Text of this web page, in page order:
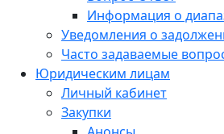
Информация о
Уведомления о
Часто задаваемые
Юридическим лицам
Личный кабинет
Закупки